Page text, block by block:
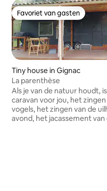
Favoriet van gasten
Favoriet van gasten
Tiny house in Gignac
La parenthèse
Als je van de natuur houdt,
caravan voor jou, het zingen
vogels, het zingen van de
avond, het jacassement van